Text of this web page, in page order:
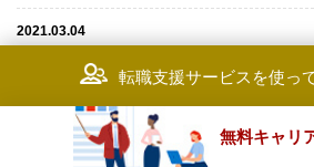
2021.03.04
2021.01.21
「アクセンチュア」インタビュー特集第３回を
転職支援サービスを使っ
無料キャリ